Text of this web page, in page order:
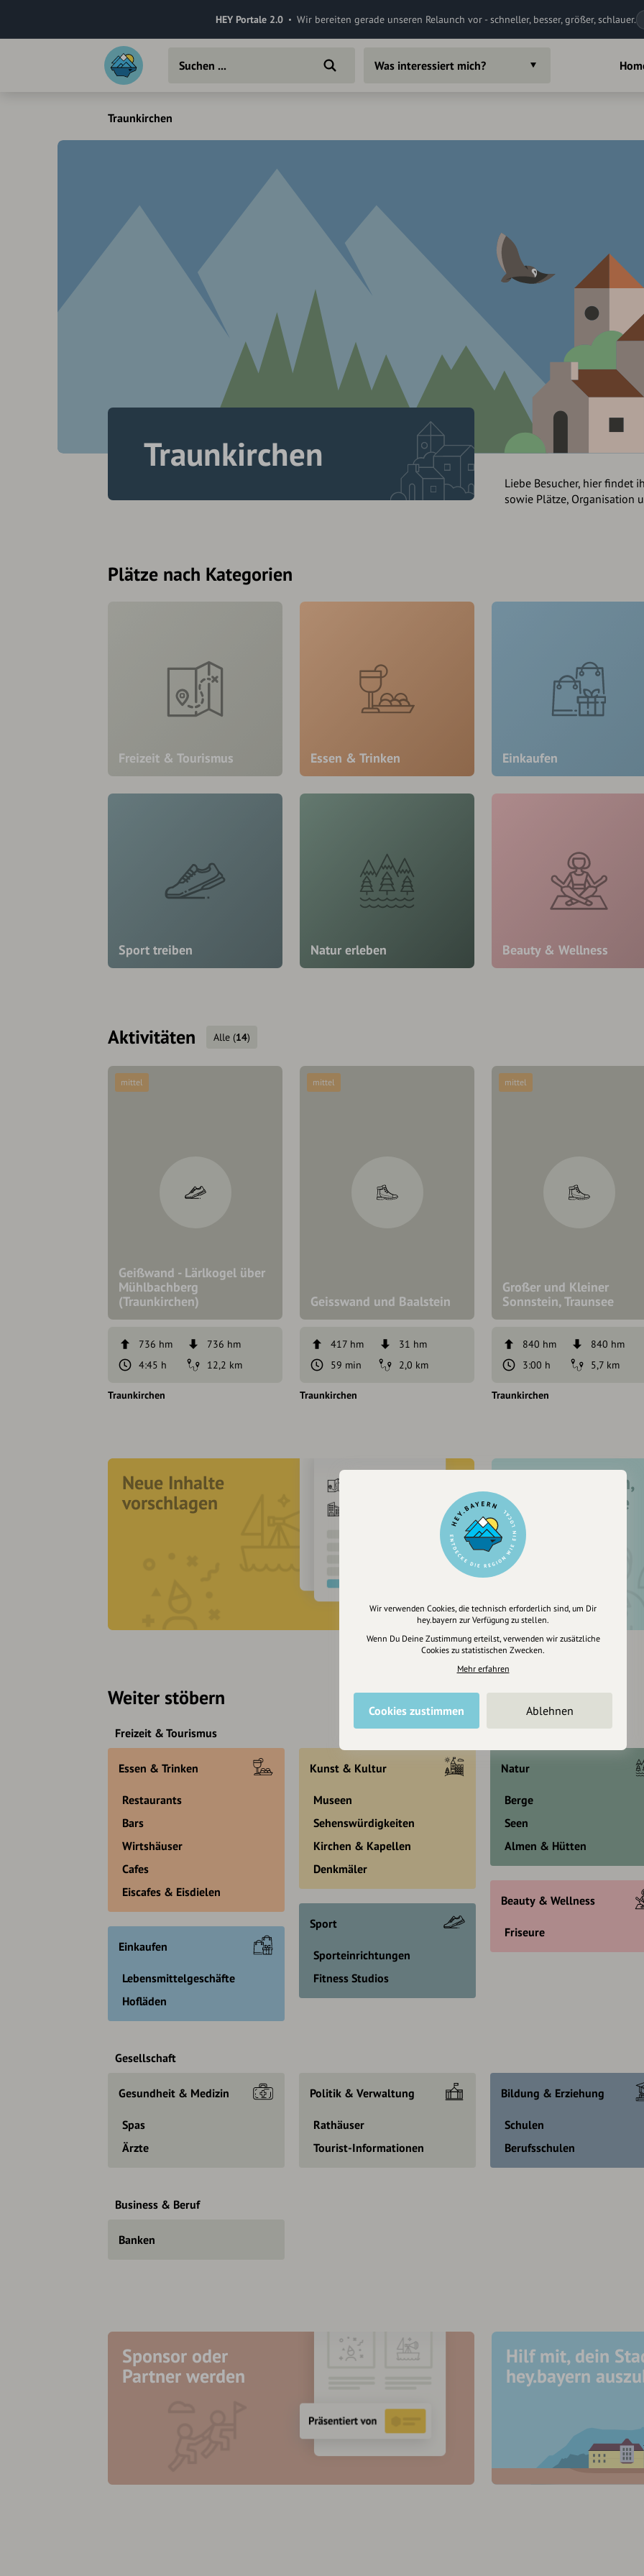
HEY Portale 2.0 Wir bereiten gerade unseren Relaunch vor - schneller, besser, größer, schlauer.
Was interessiert mich?
Traunkirchen
Traunkirchen
Liebe Besucher, hier findet
sowie Plätze, Organisation
Plätze nach Kategorien
Freizeit & Tourismus Essen & Trinken Einkaufen
Sport treiben Natur erleben Beauty & Wellness
Aktivitäten Alle (14)
Geißwand - Lärlkogel über
Mühlbachberg
(Traunkirchen)
mittel
736 hm
736 hm
4:45 h
12,2 km
Traunkirchen
Geisswand und Baalstein
mittel
417 hm
31 hm
59 min
2,0 km
Traunkirchen
Großer und Kleiner
Sonnstein, Traunsee
mittel
840 hm
840 hm
3:00 h
5,7 km
Traunkirchen
Neue Inhalte
vorschlagen
Registriere dich,
um dir Einträge
zu merken
Weiter stöbern
Freizeit & Tourismus
Essen & Trinken
Restaurants
Bars
Wirtshäuser
Cafes
Eiscafes & Eisdielen
Einkaufen
Lebensmittelgeschäfte
Hofläden
Kunst & Kultur
Museen
Sehenswürdigkeiten
Kirchen & Kapellen
Denkmäler
Sport
Sporteinrichtungen
Fitness Studios
Natur
Berge
Seen
Almen & Hütten
Beauty & Wellness
Friseure
Gesellschaft
Gesundheit & Medizin
Spas
Ärzte
Politik & Verwaltung
Rathäuser
Tourist-Informationen
Bildung & Erziehung
Schulen
Berufsschulen
Business & Beruf
Banken
Sponsor oder
Partner werden
Hilf mit, dein
hey.bayern
Wir verwenden Cookies, die technisch erforderlich sind, um Dir
hey.bayern zur Verfügung zu stellen.
Wenn Du Deine Zustimmung erteilst, verwenden wir zusätzliche
Cookies zu statistischen Zwecken.
Mehr erfahren
Cookies zustimmen Ablehnen